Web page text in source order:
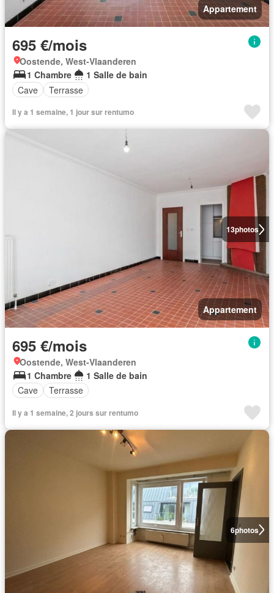
Appartement
695 €/mois
Oostende, West-Vlaanderen
1 Chambre
1 Salle de bain
Cave
Terrasse
Il y a 1 semaine, 1 jour sur rentumo
13photos
Appartement
695 €/mois
Oostende, West-Vlaanderen
1 Chambre
1 Salle de bain
Cave
Terrasse
Il y a 1 semaine, 2 jours sur rentumo
6photos